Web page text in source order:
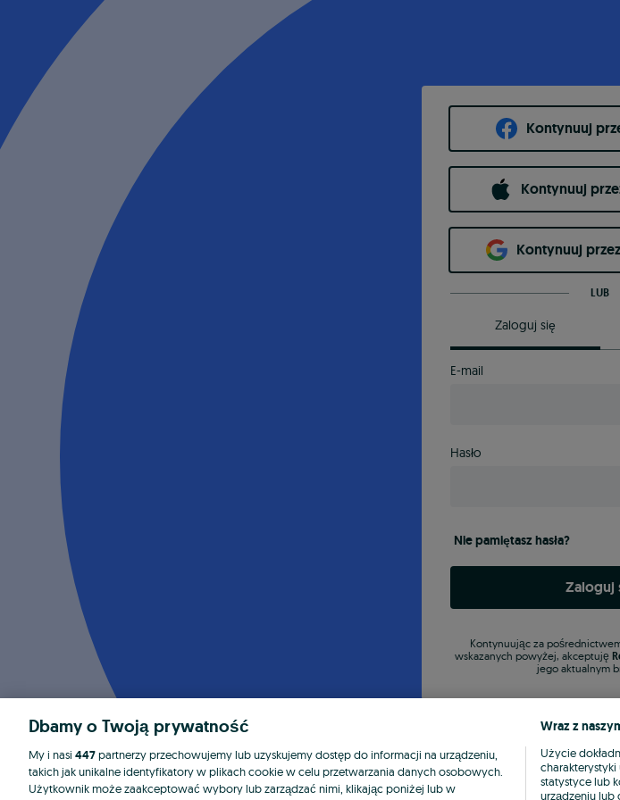
Kontynuuj
Kontynuuj
Kontynuuj
LUB
Zaloguj się
E-mail
Hasło
Nie pamiętasz hasła?
Zaloguj
Kontynuując za
wskazanych powyżej, akceptuję
jego aktualnym
Dbamy o Twoją prywatność
My i nasi 447partnerzy przechowujemy lub uzyskujemy dostęp do informacji na urządzeniu,
takich jak unikalne identyfikatory w plikach cookie w celu przetwarzania danych osobowych.
Użytkownik może zaakceptować wybory lub zarządzać nimi, klikając poniżej lub w
Wraz z
Użycie
statystyce lub
urządzeniu lub